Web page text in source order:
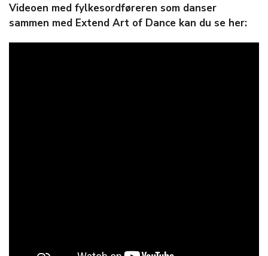
Videoen med fylkesordføreren som danser
sammen med Extend Art of Dance kan du se her: